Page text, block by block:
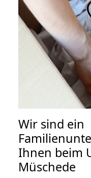
Wir sind ein
Ihnen beim
Müschede